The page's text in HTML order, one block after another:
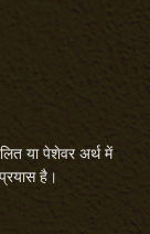
या पेशेवर अर्थ में
है।